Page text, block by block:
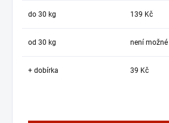
do 30 kg 139 Kč
od 30 kg není možné
+ dobírka 39 Kč